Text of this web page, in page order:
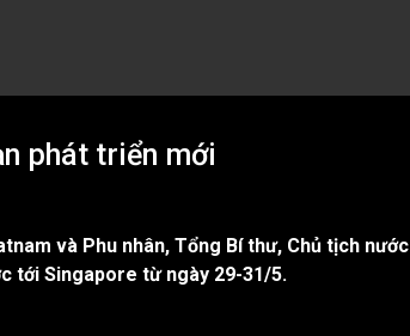
phát triển mới
và Phu nhân, Tổng Bí thư, Chủ tịch nước
tới Singapore từ ngày 29-31/5.